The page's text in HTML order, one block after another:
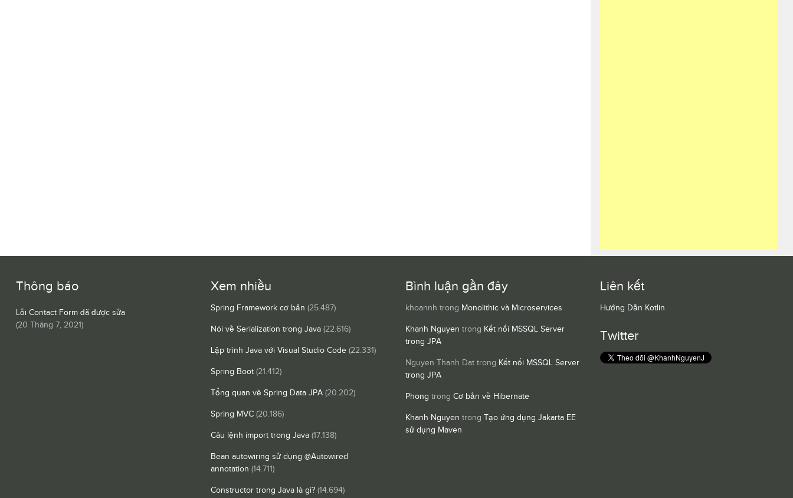
Thông báo
Lỗi Contact Form đã được sửa
(20 Tháng 7, 2021)
Xem nhiều
Spring Framework cơ bản (25.487)
Nói về Serialization trong Java (22.616)
Lập trình Java với Visual Studio Code (22.331)
Spring Boot (21.412)
Tổng quan về Spring Data JPA (20.202)
Spring MVC (20.186)
Câu lệnh import trong Java (17.138)
Bean autowiring sử dụng @Autowired
annotation (14.711)
Constructor trong Java là gì? (14.694)
Bình luận gần đây
khoannh trong Monolithic và Microservices
Khanh Nguyen trong Kết nối MSSQL Server
trong JPA
Nguyen Thanh Dat trong Kết nối MSSQL Server
trong JPA
Phong trong Cơ bản về Hibernate
Khanh Nguyen trong Tạo ứng dụng Jakarta EE
sử dụng Maven
Liên kết
Hướng Dẫn Kotlin
Twitter